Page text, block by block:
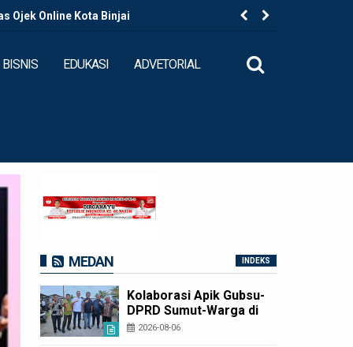
Ojek Online Kota Binjai
BISNIS EDUKASI ADVETORIAL
MEDAN INDEKS
Kolaborasi Apik Gubsu-
DPRD Sumut-Warga di
Nias Utara: Jalan Rusak
2026-08-06